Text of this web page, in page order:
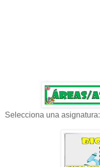
Selecciona una asignatura: